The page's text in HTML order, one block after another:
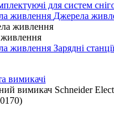
для систем
Джерела
живлення
Зарядні станції
вимикачі
вимикач Schneider